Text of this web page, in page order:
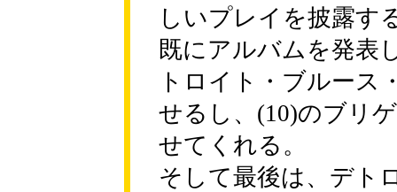
しいプレイを披露す
既にアルバムを発表
トロイト・ブルース
せるし、(10)のブリ
せてくれる。
そして最後は、デト